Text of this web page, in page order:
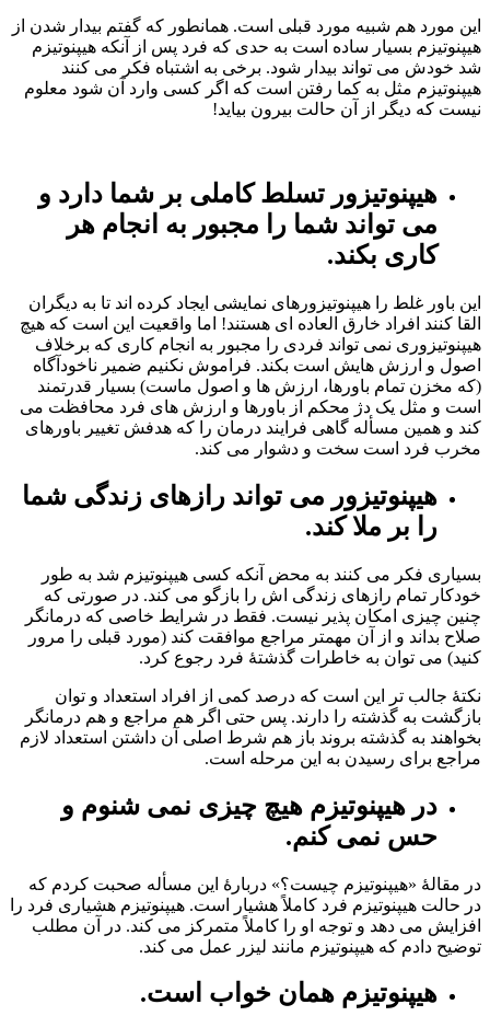
این مورد هم شبیه مورد قبلی است. همانطور که گفتم بیدار شدن از
هیپنوتیزم بسیار ساده است به حدی که فرد پس از آنکه هیپنوتیزم
شد خودش می تواند بیدار شود. برخی به اشتباه فکر می کنند
هیپنوتیزم مثل به کما رفتن است که اگر کسی وارد آن شود معلوم
نیست که دیگر از آن حالت بیرون بیاید!
هیپنوتیزور تسلط کاملی بر شما دارد و
می تواند شما را مجبور به انجام هر
کاری بکند.
این باور غلط را هیپنوتیزورهای نمایشی ایجاد کرده اند تا به دیگران
القا کنند افراد خارق العاده ای هستند! اما واقعیت این است که هیچ
هیپنوتیزوری نمی تواند فردی را مجبور به انجام کاری که برخلاف
اصول و ارزش هایش است بکند. فراموش نکنیم ضمیر ناخودآگاه
(که مخزن تمام باورها، ارزش ها و اصول ماست) بسیار قدرتمند
است و مثل یک دژ محکم از باورها و ارزش های فرد محافظت می
کند و همین مسأله گاهی فرایند درمان را که هدفش تغییر باورهای
مخرب فرد است سخت و دشوار می کند.
هیپنوتیزور می تواند رازهای زندگی شما
را بر ملا کند.
بسیاری فکر می کنند به محض آنکه کسی هیپنوتیزم شد به طور
خودکار تمام رازهای زندگی اش را بازگو می کند. در صورتی که
چنین چیزی امکان پذیر نیست. فقط در شرایط خاصی که درمانگر
صلاح بداند و از آن مهمتر مراجع موافقت کند (مورد قبلی را مرور
کنید) می توان به خاطرات گذشتۀ فرد رجوع کرد.
نکتۀ جالب تر این است که درصد کمی از افراد استعداد و توان
بازگشت به گذشته را دارند. پس حتی اگر هم مراجع و هم درمانگر
بخواهند به گذشته بروند باز هم شرط اصلی آن داشتن استعداد لازم
مراجع برای رسیدن به این مرحله است.
در هیپنوتیزم هیچ چیزی نمی شنوم و
حس نمی کنم.
در مقالۀ «هیپنوتیزم چیست؟» دربارۀ این مسأله صحبت کردم که
در حالت هیپنوتیزم فرد کاملاً هشیار است. هیپنوتیزم هشیاری فرد را
افزایش می دهد و توجه او را کاملاً متمرکز می کند. در آن مطلب
توضیح دادم که هیپنوتیزم مانند لیزر عمل می کند.
هیپنوتیزم همان خواب است.